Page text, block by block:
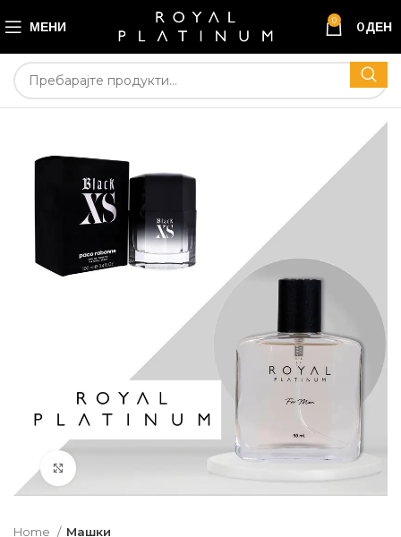
МЕНИ 0 0ДЕН
Home Машки